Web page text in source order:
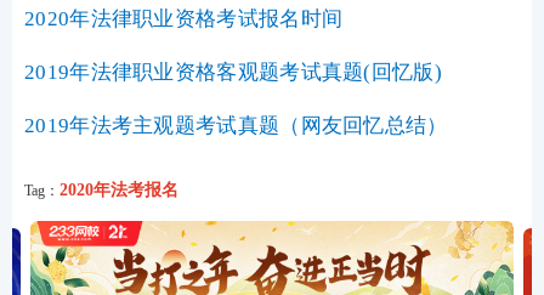
2020年法律职业资格考试报名时间
2019年法律职业资格客观题考试真题(回忆版)
2019年法考主观题考试真题（网友回忆总结）
Tag： 2020年法考报名